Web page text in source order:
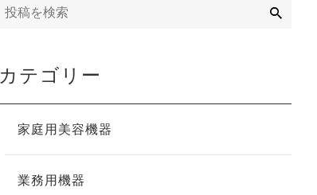
カテゴリー
家庭用美容機器
業務用機器